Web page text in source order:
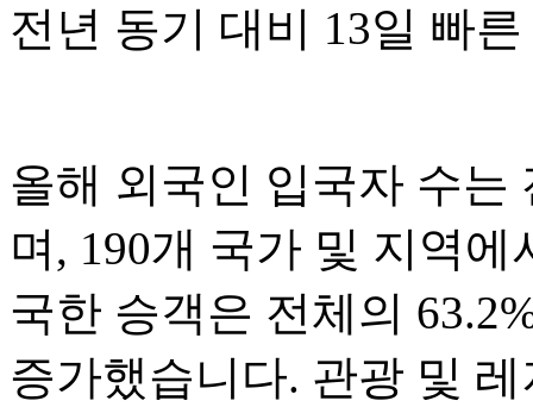
전년 동기 대비 13일 빠
올해 외국인 입국자 수는
며, 190개 국가 및 지역
국한 승객은 전체의
증가했습니다. 관광 및